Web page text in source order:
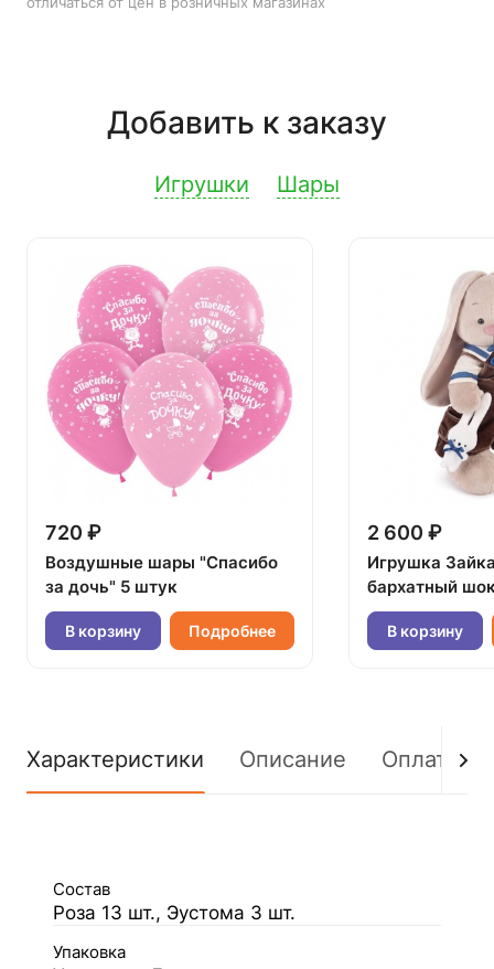
Добавить к заказу
Игрушки Шары
720 ₽
Воздушные шары "Спасибо
за дочь" 5 штук
В корзину Подробнее
2 600 ₽
Игрушка
бархатный
В корзину
Характеристики Описание Оплата
Состав
Роза 13 шт., Эустома 3 шт.
Упаковка